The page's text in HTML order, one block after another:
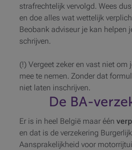
strafrechtelijk vervolgd. Wees
en doe alles wat wettelijk
Beobank adviseur je kan helpen
schrijven.
(!) Vergeet zeker en vast niet om
mee te nemen. Zonder dat
niet laten inschrijven.
De BA-
Er is in heel België maar één
en dat is de verzekering
Aansprakelijkheid voor